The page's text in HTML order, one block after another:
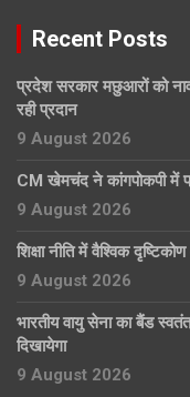
Recent Posts
प्रदेश सरकार मछुआरों को
रही प्रदान
9 August 2026
CM खेमचंद ने कांगपोकपी में
9 August 2026
शिक्षा नीति में वैश्विक
9 August 2026
भारतीय वायु सेना का बैंड
दिखायेगा
9 August 2026